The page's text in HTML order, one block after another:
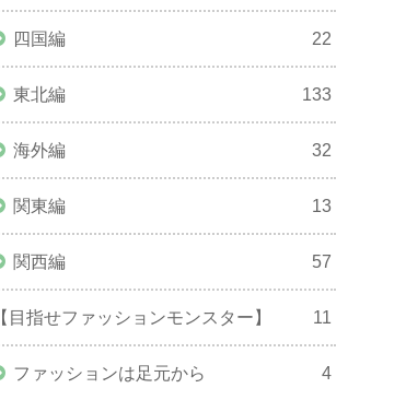
四国編 22
東北編 133
海外編 32
関東編 13
関西編 57
【目指せファッションモンスター】 11
ファッションは足元から 4